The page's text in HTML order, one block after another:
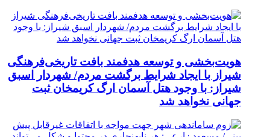
هویت‌بخشی و توسعه هدفمند بافت تاریخی‌فرهنگی
شیراز با ایجاد شرایط برگشت مردم/ شهردار اسبق
شیراز: با وجود هتل آسمان ارگ کریمخان ثبت
جهانی نخواهد شد